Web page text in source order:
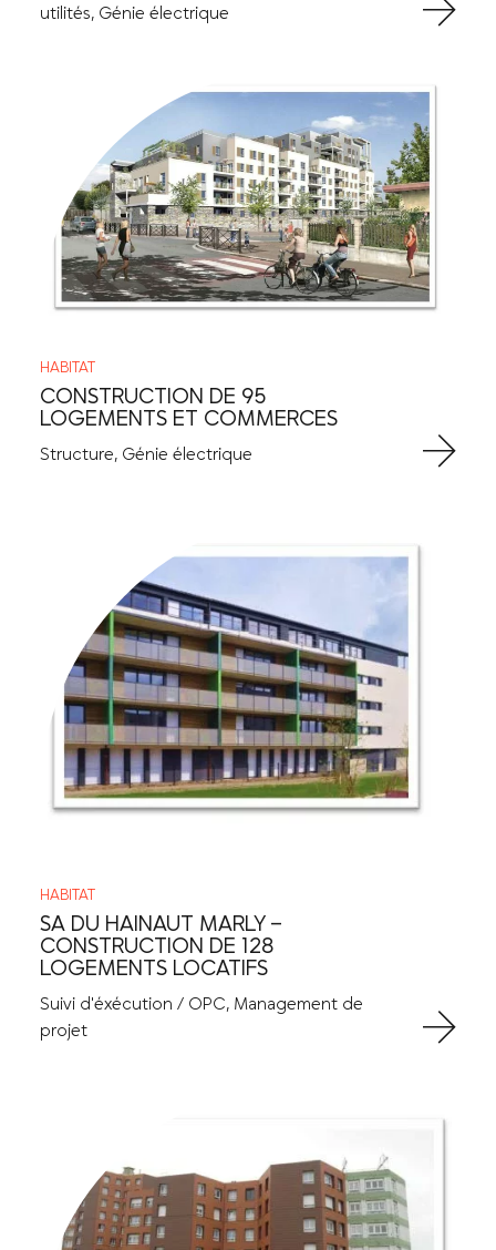
utilités, Génie électrique
HABITAT
CONSTRUCTION DE 95
LOGEMENTS ET COMMERCES
Structure, Génie électrique
HABITAT
SA DU HAINAUT MARLY –
CONSTRUCTION DE 128
LOGEMENTS LOCATIFS
Suivi d'éxécution / OPC, Management de
projet